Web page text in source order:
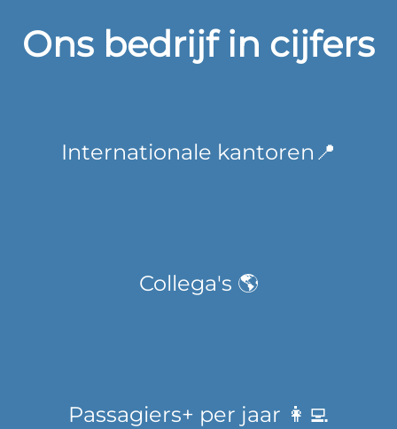
Ons bedrijf in cijfers
Internationale kantoren📍
Collega's 🌎
Passagiers+ per jaar 👩‍💻